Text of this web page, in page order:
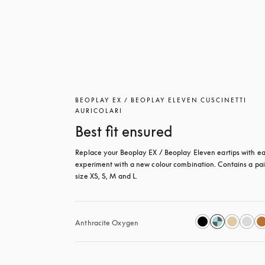
BEOPLAY EX / BEOPLAY ELEVEN CUSCINETTI
AURICOLARI
Best fit ensured
Replace your Beoplay EX / Beoplay Eleven eartips with
experiment with a new colour combination. Contains a
size XS, S, M and L.
Anthracite Oxygen